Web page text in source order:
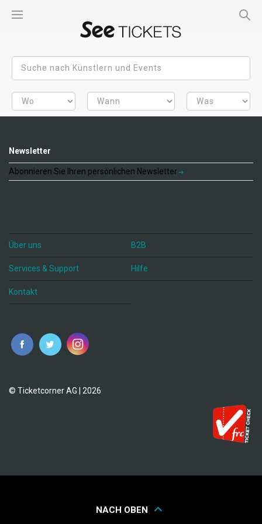
Newsletter
Abonnieren Sie Ihren persönlichen Newsletter
Über uns B2B
Services & Support Hilfe
Kontakt
© Ticketcorner AG | 2026
NACH OBEN